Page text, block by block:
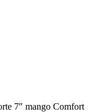
7″ mango Comfort